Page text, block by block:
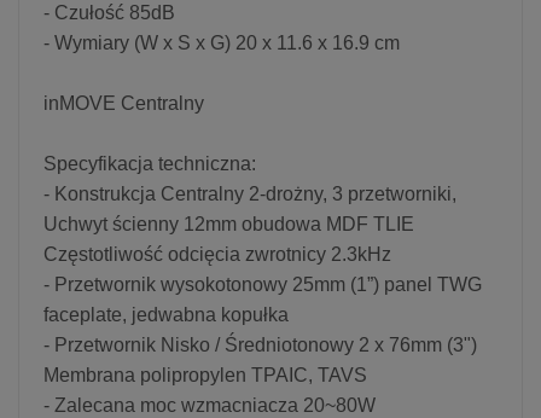
- Czułość 85dB
- Wymiary (W x S x G) 20 x 11.6 x 16.9 cm
inMOVE Centralny
Specyfikacja techniczna:
- Konstrukcja Centralny 2-drożny, 3 przetworniki,
Uchwyt ścienny 12mm obudowa MDF TLIE
Częstotliwość odcięcia zwrotnicy 2.3kHz
- Przetwornik wysokotonowy 25mm (1”) panel TWG
faceplate, jedwabna kopułka
- Przetwornik Nisko / Średniotonowy 2 x 76mm (3")
Membrana polipropylen TPAIC, TAVS
- Zalecana moc wzmacniacza 20~80W